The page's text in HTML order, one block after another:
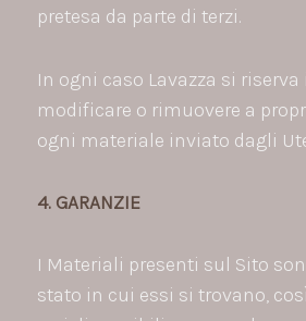
pretesa da parte di terzi.
In ogni caso Lavazza si
modificare o rimuovere a
ogni materiale inviato dagli
4. GARANZIE
I Materiali presenti sul Sito
stato in cui essi si trovano,